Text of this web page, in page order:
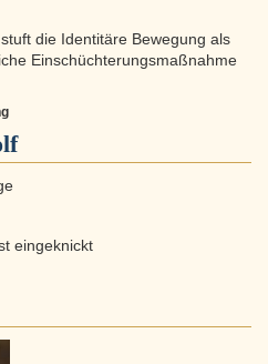
die Identitäre Bewegung als
Einschüchterungsmaßnahme
eingeknickt